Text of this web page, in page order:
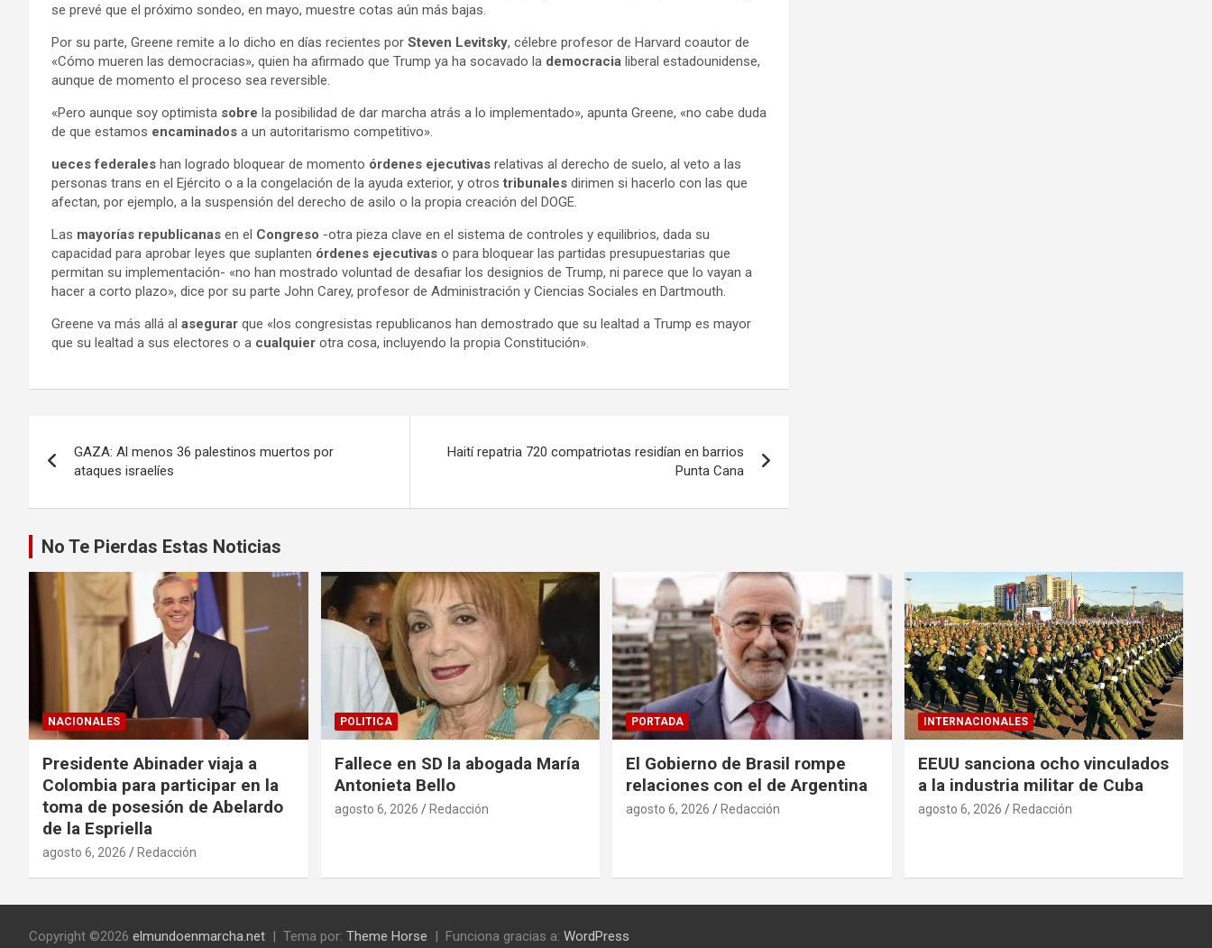
se prevé que el próximo sondeo, en mayo, muestre cotas aún más bajas.
Por su parte, Greene remite a lo dicho en días recientes por Steven Levitsky, célebre profesor de Harvard coautor de
«Cómo mueren las democracias», quien ha afirmado que Trump ya ha socavado la democracia liberal estadounidense,
aunque de momento el proceso sea reversible.
«Pero aunque soy optimista sobre la posibilidad de dar marcha atrás a lo implementado», apunta Greene, «no cabe duda
de que estamos encaminados a un autoritarismo competitivo».
ueces federales han logrado bloquear de momento órdenes ejecutivas relativas al derecho de suelo, al veto a las
personas trans en el Ejército o a la congelación de la ayuda exterior, y otrostribunales dirimen si hacerlo con las que
afectan, por ejemplo, a la suspensión del derecho de asilo o la propia creación del DOGE.
Las mayorías republicanas en el Congreso -otra pieza clave en el sistema de controles y equilibrios, dada su
capacidad para aprobar leyes que suplanten órdenes ejecutivas o para bloquear las partidas presupuestarias que
permitan su implementación- «no han mostrado voluntad de desafiar los designios de Trump, ni parece que lo vayan a
hacer a corto plazo», dice por su parte John Carey, profesor de Administración y Ciencias Sociales en Dartmouth.
Greene va más allá al asegurar que «los congresistas republicanos han demostrado que su lealtad a Trump es mayor
que su lealtad a sus electores o a cualquier otra cosa, incluyendo la propia Constitución».
de
entradas
GAZA: Al menos 36 palestinos muertos por
ataques israelíes
Haití repatria 720 compatriotas residían en barrios
Punta Cana
No Te Pierdas Estas Noticias
NACIONALES
Presidente Abinader viaja a
Colombia para participar en la
toma de posesión de Abelardo
de la Espriella
agosto 6, 2026 Redacción
POLITICA
Fallece en SD la abogada María
Antonieta Bello
agosto 6, 2026 Redacción
PORTADA
El Gobierno de Brasil rompe
relaciones con el de Argentina
agosto 6, 2026 Redacción
INTERNACIONALES
EEUU sanciona ocho vinculados
a la industria militar de Cuba
agosto 6, 2026 Redacción
Copyright ©2026 elmundoenmarcha.net Tema por: Theme Horse Funciona gracias a: WordPress